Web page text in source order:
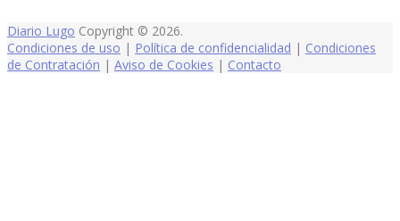
Diario Lugo Copyright © 2026.
Condiciones de uso | Política de confidencialidad | Condiciones
de Contratación | Aviso de Cookies | Contacto